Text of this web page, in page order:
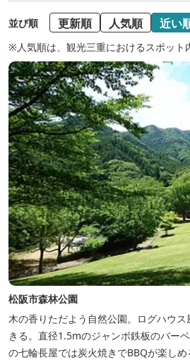
並び順 更新順 人気順 近い
※人気順は、観光三重におけるスポット
松阪市森林公園
木の香りただよう自然公園。ログハウ
きる。直径1.5mのジャンボ鉄板のバー
の七輪長屋では炭火焼きでBBQが楽し